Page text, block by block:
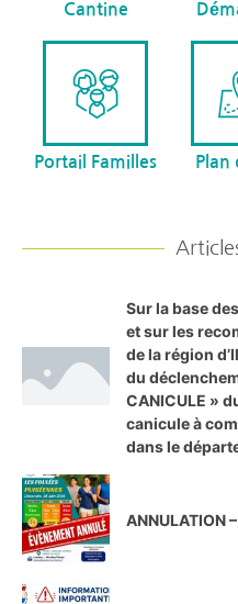
Cantine
Portail Familles Plan
Sur la base
et sur les
de la région
du
CANICULE »
canicule à
dans le
ANNULATION